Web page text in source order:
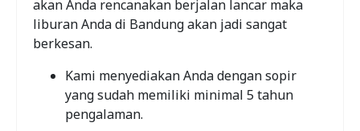
akan Anda rencanakan berjalan lancar maka
liburan Anda di Bandung akan jadi sangat
berkesan.
Kami menyediakan Anda dengan sopir
yang sudah memiliki minimal 5 tahun
pengalaman.